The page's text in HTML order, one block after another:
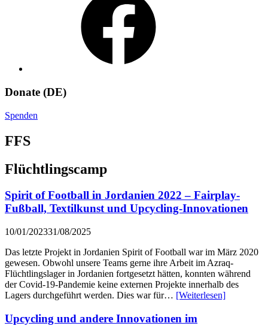
Donate (DE)
Spenden
FFS
Flüchtlingscamp
Spirit of Football in Jordanien 2022 – Fairplay-
Fußball, Textilkunst und Upcycling-Innovationen
10/01/202331/08/2025
Das letzte Projekt in Jordanien Spirit of Football war im März 2020
gewesen. Obwohl unsere Teams gerne ihre Arbeit im Azraq-
Flüchtlingslager in Jordanien fortgesetzt hätten, konnten während
der Covid-19-Pandemie keine externen Projekte innerhalb des
Lagers durchgeführt werden. Dies war für… [Weiterlesen]
Upcycling und andere Innovationen im